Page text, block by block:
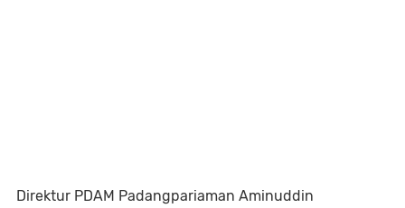
Direktur PDAM Padangpariaman Aminuddin